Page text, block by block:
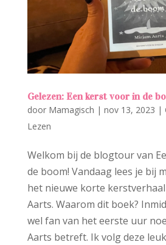
Gelezen: Een kerst voor in de
door Mamagisch | nov 13, 2023 |
Lezen
Welkom bij de blogtour van
de boom! Vandaag lees je bij
het nieuwe korte
Aarts. Waarom dit boek?
wel fan van het eerste uur
Aarts betreft. Ik volg deze